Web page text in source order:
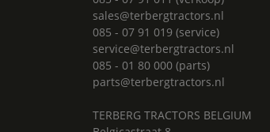
sales@terbergtractors.nl
085 - 07 91 019 (service)
service@terbergtractors.nl
085 - 01 80 000 (parts)
parts@terbergtractors.nl
TERBERG TRACTORS BELGIUM